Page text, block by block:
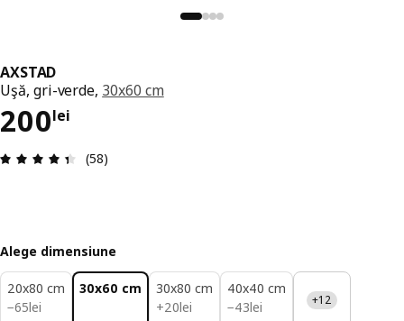
AXSTAD
Uşă, gri-verde, 30x60 cm
200lei
Preț 200lei
Prezentare generală: 4.4 din 5 stele Total
(58)
Alege dimensiune
20x80 cm
−65lei
65lei
30x60 cm
30x80 cm
+20lei
20lei
40x40 cm
−43lei
43lei +12